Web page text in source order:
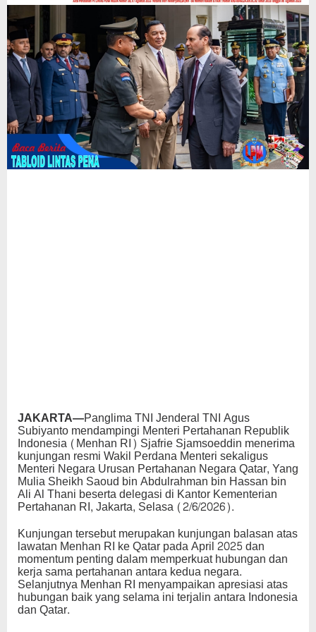
JAKARTA—Panglima TNI Jenderal TNI Agus
Subiyanto mendampingi Menteri Pertahanan Republik
Indonesia (Menhan RI) Sjafrie Sjamsoeddin menerima
kunjungan resmi Wakil Perdana Menteri sekaligus
Menteri Negara Urusan Pertahanan Negara Qatar, Yang
Mulia Sheikh Saoud bin Abdulrahman bin Hassan bin
Ali Al Thani beserta delegasi di Kantor Kementerian
Pertahanan RI, Jakarta, Selasa (2/6/2026).
Kunjungan tersebut merupakan kunjungan balasan atas
lawatan Menhan RI ke Qatar pada April 2025 dan
momentum penting dalam memperkuat hubungan dan
kerja sama pertahanan antara kedua negara.
Selanjutnya Menhan RI menyampaikan apresiasi atas
hubungan baik yang selama ini terjalin antara Indonesia
dan Qatar.